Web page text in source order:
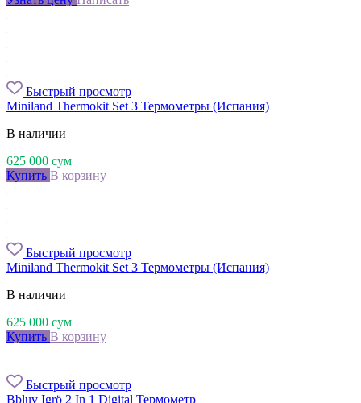
Быстрый просмотр
Miniland Thermokit Set 3 Термометры (Испания)
В наличии
625 000 сум
Купить В корзину
Быстрый просмотр
Miniland Thermokit Set 3 Термометры (Испания)
В наличии
625 000 сум
Купить В корзину
Быстрый просмотр
Bbluv Igrö 2 In 1 Digital Термометр